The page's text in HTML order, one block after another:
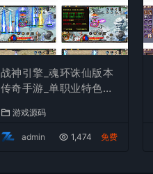
战神引擎_魂环诛仙版本
传奇手游_单职业特色传
视频架设教程
游戏源码
admin 1,474 免费